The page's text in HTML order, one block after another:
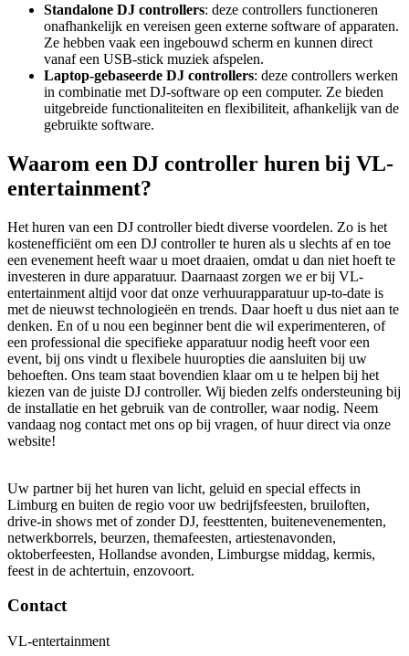
Standalone DJ controllers: deze controllers functioneren
onafhankelijk en vereisen geen externe software of apparaten.
Ze hebben vaak een ingebouwd scherm en kunnen direct
vanaf een USB-stick muziek afspelen.
Laptop-gebaseerde DJ controllers: deze controllers werken
in combinatie met DJ-software op een computer. Ze bieden
uitgebreide functionaliteiten en flexibiliteit, afhankelijk van de
gebruikte software.
Waarom een DJ controller huren bij VL-
entertainment?
Het huren van een DJ controller biedt diverse voordelen. Zo is het
kostenefficiënt om een DJ controller te huren als u slechts af en toe
een evenement heeft waar u moet draaien, omdat u dan niet hoeft te
investeren in dure apparatuur. Daarnaast zorgen we er bij VL-
entertainment altijd voor dat onze verhuurapparatuur up-to-date is
met de nieuwst technologieën en trends. Daar hoeft u dus niet aan te
denken. En of u nou een beginner bent die wil experimenteren, of
een professional die specifieke apparatuur nodig heeft voor een
event, bij ons vindt u flexibele huuropties die aansluiten bij uw
behoeften. Ons team staat bovendien klaar om u te helpen bij het
kiezen van de juiste DJ controller. Wij bieden zelfs ondersteuning bij
de installatie en het gebruik van de controller, waar nodig. Neem
vandaag nog contact met ons op bij vragen, of huur direct via onze
website!
Uw partner bij het huren van licht, geluid en special effects in
Limburg en buiten de regio voor uw bedrijfsfeesten, bruiloften,
drive-in shows met of zonder DJ, feesttenten, buitenevenementen,
netwerkborrels, beurzen, themafeesten, artiestenavonden,
oktoberfeesten, Hollandse avonden, Limburgse middag, kermis,
feest in de achtertuin, enzovoort.
Contact
VL-entertainment